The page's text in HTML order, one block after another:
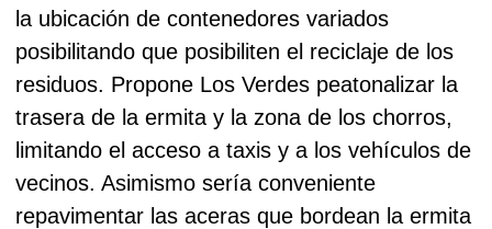
la ubicación de contenedores variados
posibilitando que posibiliten el reciclaje de los
residuos. Propone Los Verdes peatonalizar la
trasera de la ermita y la zona de los chorros,
limitando el acceso a taxis y a los vehículos de
vecinos. Asimismo sería conveniente
repavimentar las aceras que bordean la ermita